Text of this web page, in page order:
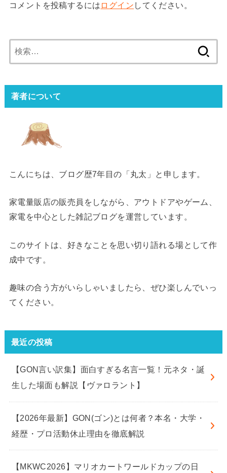
コメントを投稿するには ログイン してください。
索:
著者について
こんにちは、ブログ歴7年目の「丸太」と申します。
家電量販店の販売員をしながら、アウトドアやゲーム、
家電を中心とした雑記ブログを運営しています。
このサイトは、好きなことを思い切り語れる場として作
成中です。
趣味の合う方がいらしゃいましたら、ぜひ楽しんでいっ
てください。
最近の投稿
【GON言い訳集】面白すぎる名言一覧！元ネタ・誕
生した場面も解説【ヴァロラント】
【2026年最新】GON(ゴン)とは何者？本名・大学・
経歴・プロ活動休止理由を徹底解説
【MKWC2026】マリオカートワールドカップの日